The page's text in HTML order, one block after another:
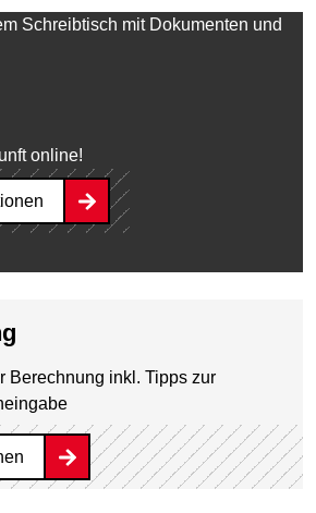
online!
Berechnung inkl. Tipps zur